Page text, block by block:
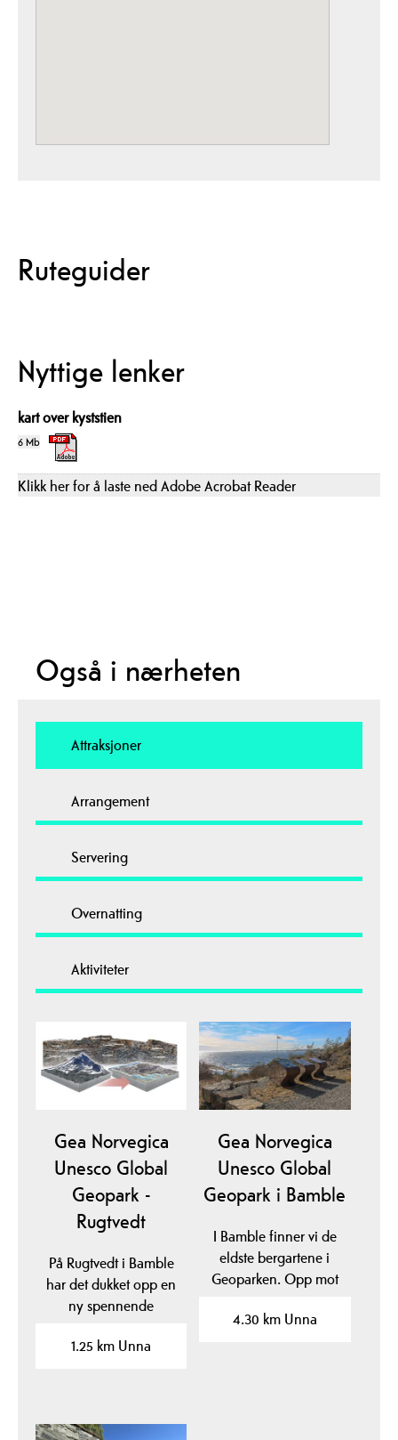
Ruteguider
Nyttige lenker
kart over kyststien
6 Mb
Klikk her for å laste ned Adobe Acrobat Reader
Også i nærheten
Attraksjoner
Arrangement
Servering
Overnatting
Aktiviteter
Gea Norvegica
Unesco Global
Geopark -
Rugtvedt
På Rugtvedt i Bamble
har det dukket opp en
ny spennende
sandstrand som ble…
1.25 km Unna
Gea Norvegica
Unesco Global
Geopark i Bamble
I Bamble finner vi de
eldste bergartene i
Geoparken. Opp mot
gamle…
4.30 km Unna